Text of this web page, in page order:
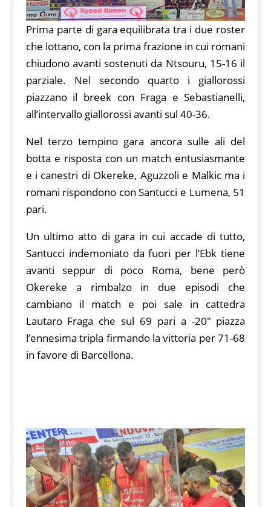
Prima parte di gara equilibrata tra i due roster
che lottano, con la prima frazione in cui romani
chiudono avanti sostenuti da Ntsouru, 15-16 il
parziale. Nel secondo quarto i giallorossi
piazzano il breek con Fraga e Sebastianelli,
all’intervallo giallorossi avanti sul 40-36.
Nel terzo tempino gara ancora sulle ali del
botta e risposta con un match entusiasmante
e i canestri di Okereke, Aguzzoli e Malkic ma i
romani rispondono con Santucci e Lumena, 51
pari.
Un ultimo atto di gara in cui accade di tutto,
Santucci indemoniato da fuori per l’Ebk tiene
avanti seppur di poco Roma, bene però
Okereke a rimbalzo in due episodi che
cambiano il match e poi sale in cattedra
Lautaro Fraga che sul 69 pari a -20″ piazza
l’ennesima tripla firmando la vittoria per 71-68
in favore di Barcellona.